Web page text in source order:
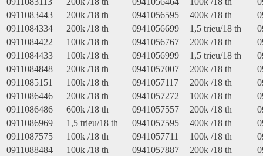
0911083443
200k /18 th 0941056595 400k /18 th
0911084334
200k /18 th 0941056699 1,5 trieu/18 th
0911084422
100k /18 th 0941056767 200k /18 th
0911084433
100k /18 th 0941056999 1,5 trieu/18 th
0911084848
200k /18 th 0941057007 200k /18 th
0911085151
100k /18 th 0941057117 200k /18 th
0911086446
200k /18 th 0941057272 100k /18 th
0911086486
600k /18 th 0941057557 200k /18 th
0911086969
1,5 trieu/18 th 0941057595 400k /18 th
0911087575
100k /18 th 0941057711 100k /18 th
0911088484
100k /18 th 0941057887 200k /18 th